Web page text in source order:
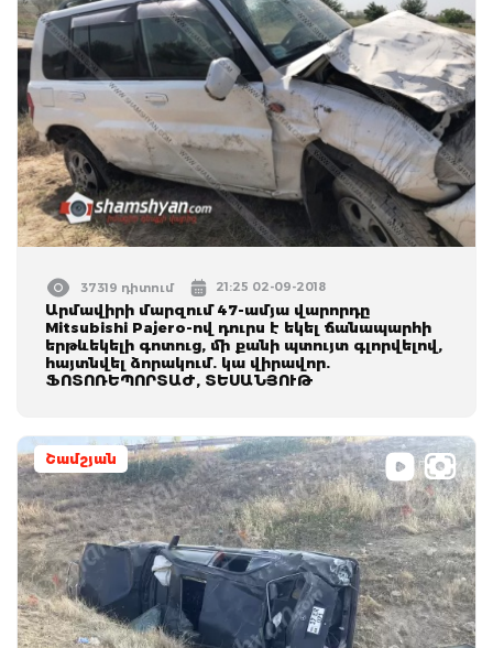
37319 դիտում 21:25 02-09-2018
Արմավիրի մարզում 47-ամյա վարորդը
Mitsubishi Pajero-ով դուրս է եկել ճանապարհի
երթևեկելի գոտուց, մի քանի պտույտ գլորվելով,
հայտնվել ձորակում. կա վիրավոր.
ՖՈՏՈՌԵՊՈՐՏԱԺ, ՏԵՍԱՆՅՈՒԹ
Շամշյան